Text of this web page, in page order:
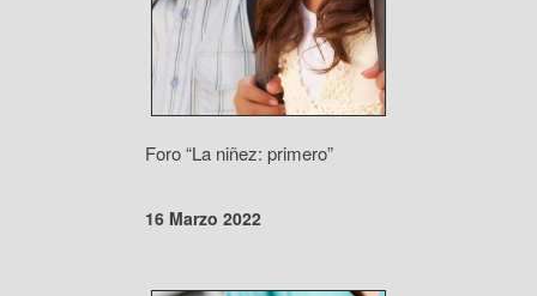
Foro “La niñez: primero”
16 Marzo 2022